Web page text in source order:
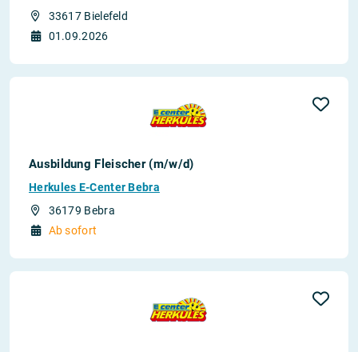
33617 Bielefeld
01.09.2026
Ausbildung Fleischer (m/w/d)
Herkules E-Center Bebra
36179 Bebra
Ab sofort